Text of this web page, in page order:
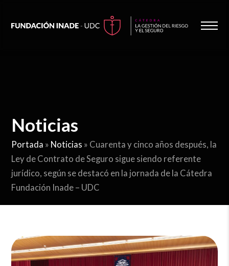
Noticias
Portada » Noticias » Cuarenta y cinco años después, la
Ley de Contrato de Seguro sigue siendo referente
jurídico, según se destacó en la jornada de la Cátedra
Fundación Inade – UDC